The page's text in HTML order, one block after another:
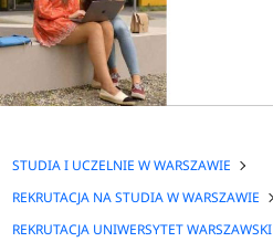
STUDIA I UCZELNIE W WARSZAWIE
REKRUTACJA NA STUDIA W WARSZAWIE
REKRUTACJA UNIWERSYTET WARSZAWSKI